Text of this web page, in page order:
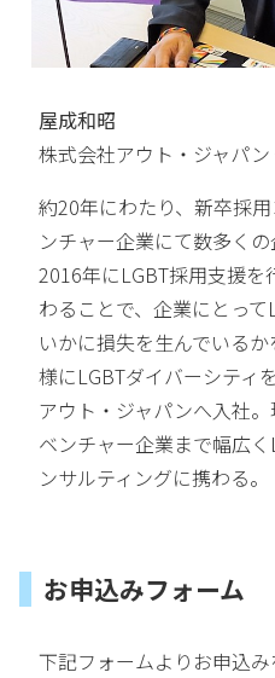
屋成和昭
株式会社アウト・ジャパ
約20年にわたり、新卒採
ンチャー企業にて数多く
2016年にLGBT採用支援
わることで、企業にとっ
いかに損失を生んでいる
様にLGBTダイバーシティ
アウト・ジャパンへ入社
ベンチャー企業まで幅広
ンサルティングに携わる。
お申込みフォーム
下記フォームよりお申込